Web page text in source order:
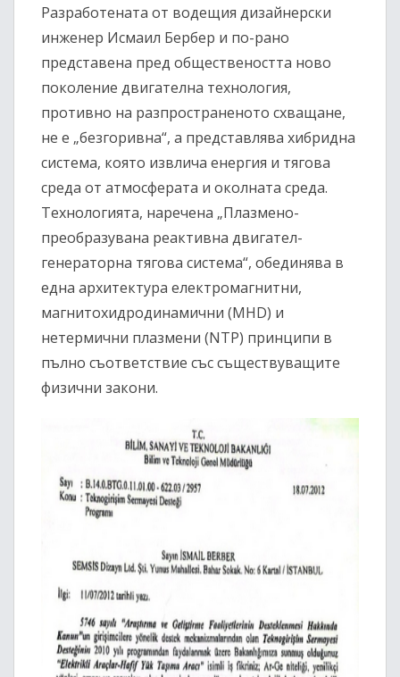
Разработената от водещия дизайнерски
инженер Исмаил Бербер и по-рано
представена пред обществеността ново
поколение двигателна технология,
противно на разпространеното схващане,
не е „безгоривна“, а представлява хибридна
система, която извлича енергия и тяговa
среда от атмосферата и околната среда.
Технологията, наречена „Плазмено-
преобразувана реактивна двигател-
генераторна тяговa система“, обединява в
една архитектура електромагнитни,
магнитохидродинамични (MHD) и
нетермични плазмени (NTP) принципи в
пълно съответствие със съществуващите
физични закони.